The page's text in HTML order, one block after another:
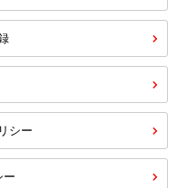
シー
ー